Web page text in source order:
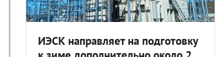
ИЭСК направляет на подготовку